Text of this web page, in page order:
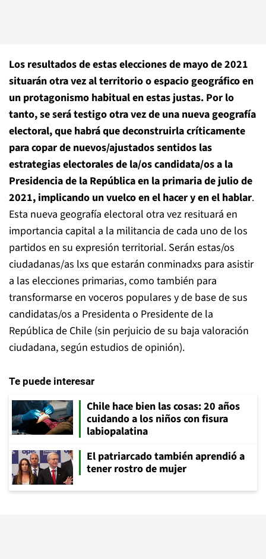
Los resultados de estas elecciones de mayo de 2021
situarán otra vez al territorio o espacio geográfico en
un protagonismo habitual en estas justas. Por lo
tanto, se será testigo otra vez de una nueva geografía
electoral, que habrá que deconstruirla críticamente
para copar de nuevos/ajustados sentidos las
estrategias electorales de la/os candidata/os a la
Presidencia de la República en la primaria de julio de
2021, implicando un vuelco en el hacer y en el hablar.
Esta nueva geografía electoral otra vez resituará en
importancia capital a la militancia de cada uno de los
partidos en su expresión territorial. Serán estas/os
ciudadanas/as lxs que estarán conminadxs para asistir
a las elecciones primarias, como también para
transformarse en voceros populares y de base de sus
candidatas/os a Presidenta o Presidente de la
República de Chile (sin perjuicio de su baja valoración
ciudadana, según estudios de opinión).
Te puede interesar
Chile hace bien las cosas: 20 años
cuidando a los niños con fisura
labiopalatina
El patriarcado también aprendió a
tener rostro de mujer